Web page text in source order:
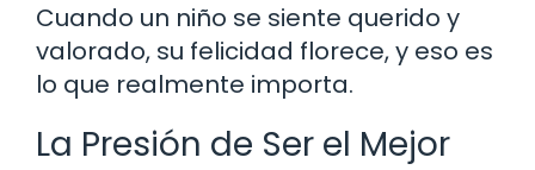
Cuando un niño se siente querido y
valorado, su felicidad florece, y eso es
lo que realmente importa.
La Presión de Ser el Mejor